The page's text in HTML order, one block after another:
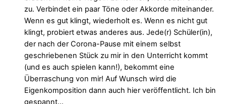
zu. Verbindet ein paar Töne oder Akkorde miteinander.
Wenn es gut klingt, wiederholt es. Wenn es nicht gut
klingt, probiert etwas anderes aus. Jede(r) Schüler(in),
der nach der Corona-Pause mit einem selbst
geschriebenen Stück zu mir in den Unterricht kommt
(und es auch spielen kann!), bekommt eine
Überraschung von mir! Auf Wunsch wird die
Eigenkomposition dann auch hier veröffentlicht. Ich bin
gespannt…